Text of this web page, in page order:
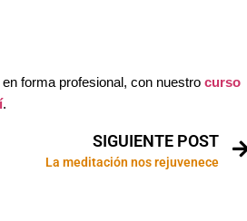
forma profesional, con nuestro curso
.
SIGUIENTE POST
La meditación nos rejuvenece